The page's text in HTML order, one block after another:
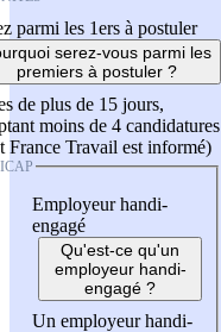
parmi les 1ers à postuler
serez-vous parmi les
premiers à postuler ?
de plus de 15 jours,
moins de 4 candidatures
France Travail est informé)
Employeur handi-
engagé
Qu'est-ce qu'un
employeur handi-
engagé ?
Un employeur handi-